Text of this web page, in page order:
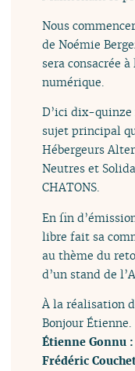
Nous
de Noémie
sera consacrée
numérique.
D’ici dix-quinze
sujet principal
Hébergeurs
Neutres et
CHATONS.
En fin
libre fait sa
au thème du
d’un stand de
À la réalisation
Bonjour Étienne.
Étienne Gonnu :
Frédéric